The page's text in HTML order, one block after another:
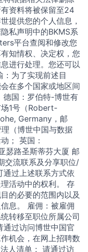
资料将被保留至24
提供您的个人信息，
私声明中的BKMS系
平台查阅和修改您
知情权、决定权，您
进行处理。您还可以
为了实现前述目
在多个国家或地区间
德国：罗伯特-博世有
1号（Robert-
Germany，邮
（博世中国与数据
； 英国：
瑟路圣斯蒂芬大厦 邮
交流联系及分享职位/
过上述联系方式依
活动中的权利。 存
的必要的范围内以及
息。 雇佣：被雇佣
转移至职位所属公司
过访问博世中国官
机会，在网上招聘数
人清单： 请通过访